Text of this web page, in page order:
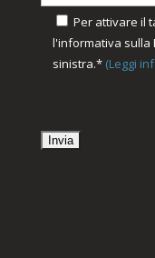
Per attivare il
l'informativa sulla
sinistra.* (Leggi